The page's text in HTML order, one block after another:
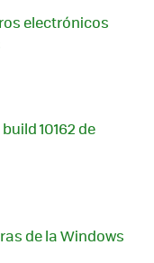
electrónicos
10162 de
de la Windows